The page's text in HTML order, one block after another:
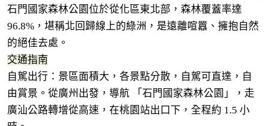
石門國家森林公園位於從化區東北部，森林覆蓋率達
96.8%，堪稱北回歸線上的綠洲，是遠離喧囂、擁抱自然
的絕佳去處。
交通指南
自駕出行：景區面積大，各景點分散，自駕可直達，自
由賞景。從廣州出發，導航 「石門國家森林公園」，走
廣汕公路轉增從高速，在桃園站出口下，全程約 1.5 小